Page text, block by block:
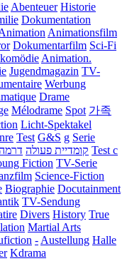
Abenteuer Historie
Dokumentation
Animationsfilm
Dokumentarfilm Sci-Fi
Animation.
Jugendmagazin TV-
Werbung
Drame
Mélodrame Spot 가족
Licht-Spektakel
Test G&S g Serie
קומדיית פעולה Test c
Fiction TV-Serie
Science-Fiction
Biographie Docutainment
TV-Sendung
Divers History True
Martial Arts
-Austellung Halle
Kdrama